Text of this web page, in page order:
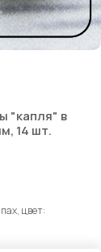
"капля" в
14 шт.
цвет: